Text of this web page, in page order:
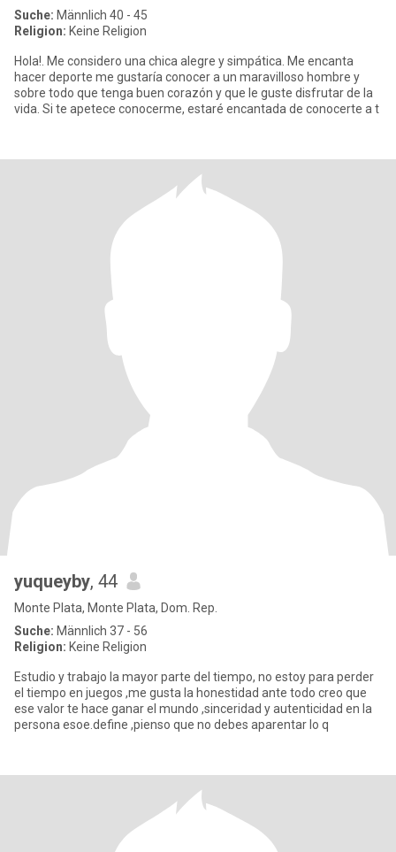
Suche: Männlich 40 - 45
Religion: Keine Religion
Hola!. Me considero una chica alegre y simpática. Me encanta
hacer deporte me gustaría conocer a un maravilloso hombre y
sobre todo que tenga buen corazón y que le guste disfrutar de la
vida. Si te apetece conocerme, estaré encantada de conocerte a t
yuqueyby, 44
Monte Plata, Monte Plata, Dom. Rep.
Suche: Männlich 37 - 56
Religion: Keine Religion
Estudio y trabajo la mayor parte del tiempo, no estoy para perder
el tiempo en juegos ,me gusta la honestidad ante todo creo que
ese valor te hace ganar el mundo ,sinceridad y autenticidad en la
persona esoe.define ,pienso que no debes aparentar lo q